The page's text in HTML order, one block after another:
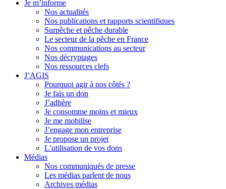
Je m’informe
Nos actualités
Nos publications et rapports scientifiques
Surpêche et pêche durable
Le secteur de la pêche en France
Nos communications au secteur
Nos décryptages
Nos ressources clefs
J’AGIS
Pourquoi agir à nos côtés ?
Je fais un don
J’adhère
Je consomme moins et mieux
Je me mobilise
J’engage mon entreprise
Je propose un projet
L’utilisation de vos dons
Médias
Nos communiqués de presse
Les médias parlent de nous
Archives médias